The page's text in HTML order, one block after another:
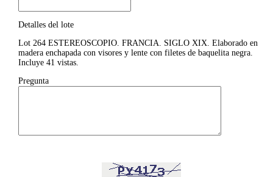
Detalles del lote
Lot 264 ESTEREOSCOPIO. FRANCIA. SIGLO XIX. Elaborado en
madera enchapada con visores y lente con filetes de baquelita negra.
Incluye 41 vistas.
Pregunta